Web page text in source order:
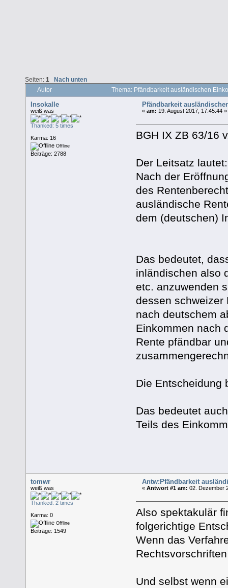
Seiten: 1 Nach unten
Autor Thema: Pfändbarkeit ausländischen
Insokalle
weiß was
Thanked: 5 times
Karma: 16
Offline
Beiträge: 2788
Pfändbarkeit
«am: 19. August 2017, 17:45:44 »
BGH IX ZB 63/16
Der Leitsatz lautet:
Nach der
des
ausländische
dem (deutschen)
Das bedeutet,
inländischen also
etc. anzuwenden
dessen schweizer
nach deutschem
Einkommen nach
Rente pfändbar
Die Entscheidung
Das bedeutet
Teils des
tomwr
weiß was
Thanked: 2 times
Karma: 0
Offline
Beiträge: 1549
Antw:Pfändbarkeit
«Antwort #1 am: 02. Dezember
Also spektakulär
folgerichtige
Wenn das
Und selbst wenn